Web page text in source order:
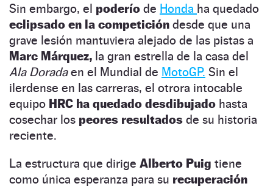
Sin embargo, el poderío de Honda ha quedado
eclipsado en la competición desde que una
grave lesión mantuviera alejado de las pistas a
Marc Márquez, la gran estrella de la casa del
Ala Doradaen el Mundial de MotoGP. Sin el
ilerdense en las carreras, el otrora intocable
equipo HRC ha quedado desdibujado hasta
cosechar los peores resultados de su historia
reciente.
La estructura que dirige Alberto Puig tiene
como única esperanza para su recuperación